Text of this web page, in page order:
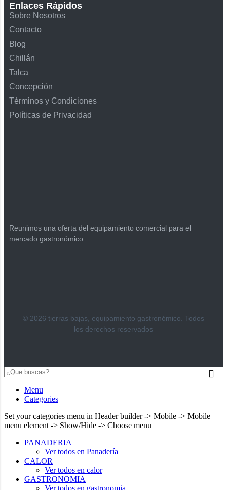
Reunimos una oferta del equipamiento comercial para el
mercado gastronómico
Enlaces Rápidos
Sobre Nosotros
Contacto
Blog
Chillán
Talca
Concepción
Términos y Condiciones
Políticas de Privacidad
© 2026 tierras bajas, equipamiento gastronómico. Todos
los derechos reservados
Menu
Categories
Set your categories menu in Header builder -> Mobile -> Mobile
menu element -> Show/Hide -> Choose menu
PANADERIA
Ver todos en Panadería
CALOR
Ver todos en calor
GASTRONOMIA
Ver todos en gastronomia